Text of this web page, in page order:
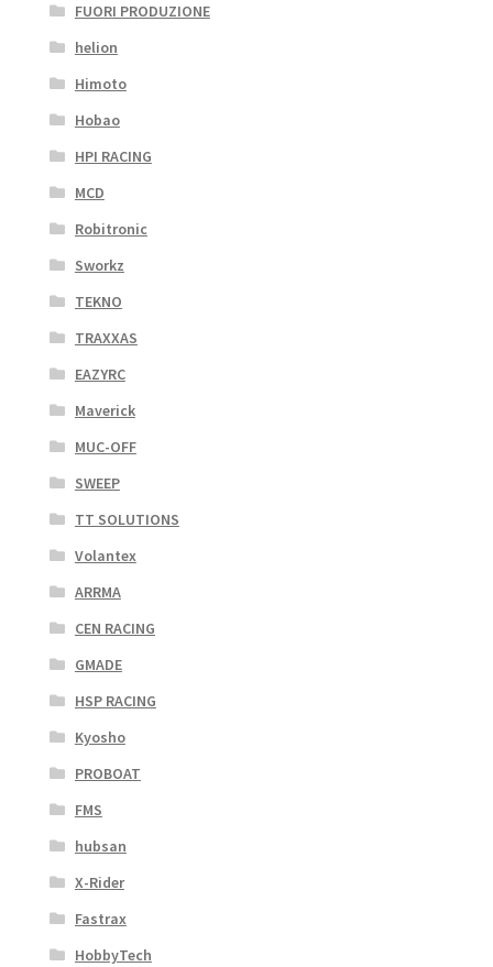
FUORI PRODUZIONE
helion
Himoto
Hobao
HPI RACING
MCD
Robitronic
Sworkz
TEKNO
TRAXXAS
EAZYRC
Maverick
MUC-OFF
SWEEP
TT SOLUTIONS
Volantex
ARRMA
CEN RACING
GMADE
HSP RACING
Kyosho
PROBOAT
FMS
hubsan
X-Rider
Fastrax
HobbyTech